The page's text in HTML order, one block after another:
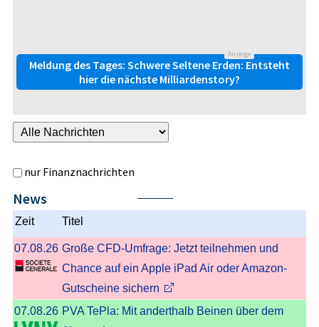
Anzeige
Meldung des Tages: Schwere Seltene Erden: Entsteht
hier die nächste Milliardenstory?
nur Finanznachrichten
News
Zeit Titel
07.08.26 Große CFD-Umfrage: Jetzt teilnehmen und
Chance auf ein Apple iPad Air oder Amazon-
Gutscheine sichern
07.08.26 PVA TePla: Mit anderthalb Beinen über dem